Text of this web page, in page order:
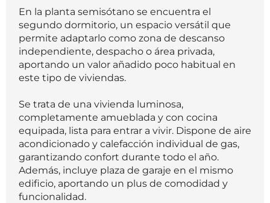
En la planta semisótano se encuentra el
segundo dormitorio, un espacio versátil que
permite adaptarlo como zona de descanso
independiente, despacho o área privada,
aportando un valor añadido poco habitual en
este tipo de viviendas.
Se trata de una vivienda luminosa,
completamente amueblada y con cocina
equipada, lista para entrar a vivir. Dispone de aire
acondicionado y calefacción individual de gas,
garantizando confort durante todo el año.
Además, incluye plaza de garaje en el mismo
edificio, aportando un plus de comodidad y
funcionalidad.